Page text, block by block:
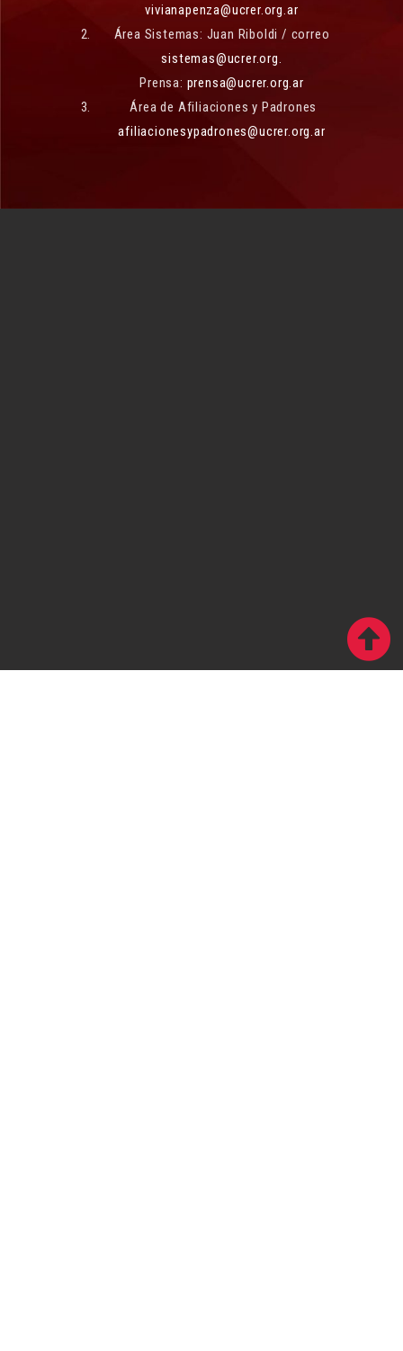
vivianapenza@ucrer.org.ar
Área Sistemas: Juan Riboldi / correo
sistemas@ucrer.org.
Prensa: prensa@ucrer.org.ar
Área de Afiliaciones y Padrones
afiliacionesypadrones@ucrer.org.ar